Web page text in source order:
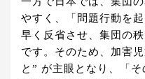
やすく、「問題行動を
早く反省させ、集団の
です。そのため、加害
と” が主眼となり、「